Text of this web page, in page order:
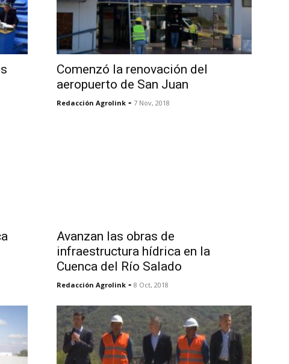
Comenzó la renovación del
aeropuerto de San Juan
Redacción Agrolink - 7 Nov, 2018
Avanzan las obras de
infraestructura hídrica en la
Cuenca del Río Salado
Redacción Agrolink - 8 Oct, 2018